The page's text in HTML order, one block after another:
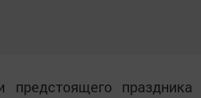
предстоящего